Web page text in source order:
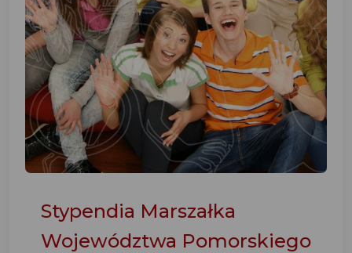
Stypendia Marszałka
Województwa Pomorskiego